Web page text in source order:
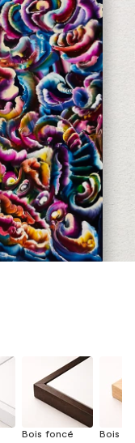
Bois foncé
Bois